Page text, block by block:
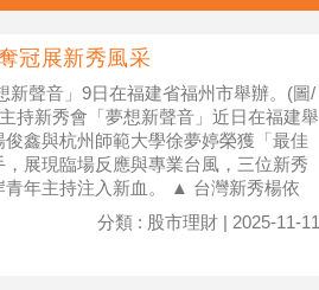
冠展新秀風采
聲音」9日在福建省福州市舉辦。(圖/
持新秀會「夢想新聲音」近日在福建舉
鑫與杭州師範大學徐夢婷榮獲「最佳
展現臨場反應與專業台風，三位新秀
年主持注入新血。 ▲ 台灣新秀楊依
分類 : 股市理財 | 2025-11-11